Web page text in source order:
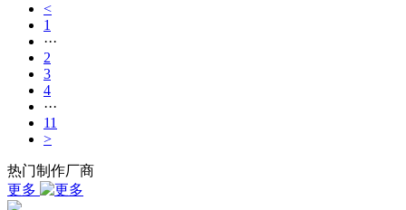
<
1
···
2
3
4
···
11
>
热门制作厂商
更多